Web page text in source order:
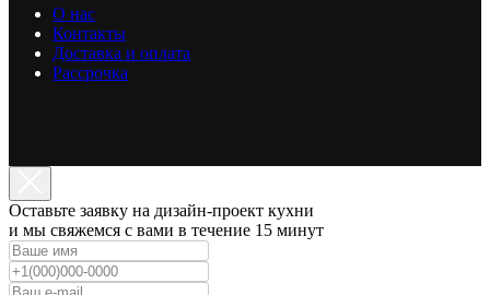
О нас
Контакты
Доставка и оплата
Рассрочка
Оставьте заявку на дизайн-проект кухни
и мы свяжемся с вами в течение 15 минут